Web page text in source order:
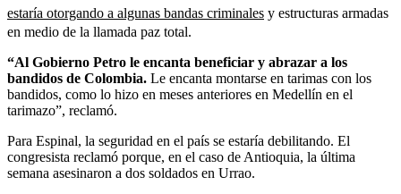
estaría otorgando a algunas bandas criminales y estructuras armadas
en medio de la llamada paz total.
“Al Gobierno Petro le encanta beneficiar y abrazar a los
bandidos de Colombia. Le encanta montarse en tarimas con los
bandidos, como lo hizo en meses anteriores en Medellín en el
tarimazo”, reclamó.
Para Espinal, la seguridad en el país se estaría debilitando. El
congresista reclamó porque, en el caso de Antioquia, la última
semana asesinaron a dos soldados en Urrao.